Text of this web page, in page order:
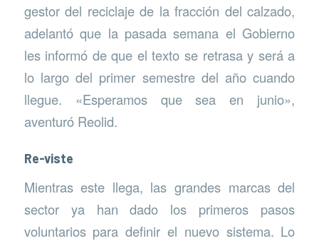
gestor del reciclaje de la fracción del calzado,
adelantó que la pasada semana el Gobierno
les informó de que el texto se retrasa y será a
lo largo del primer semestre del año cuando
llegue. «Esperamos que sea en junio»,
aventuró Reolid.
Re-viste
Mientras este llega, las grandes marcas del
sector ya han dado los primeros pasos
voluntarios para definir el nuevo sistema. Lo